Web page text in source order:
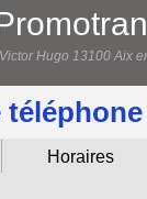
Hugo 13100 Aix
Horaires